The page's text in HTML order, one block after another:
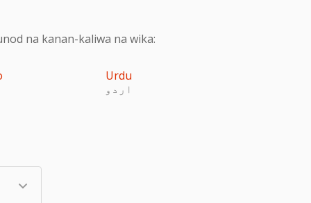
na kanan-kaliwa na wika:
Urdu
اردو